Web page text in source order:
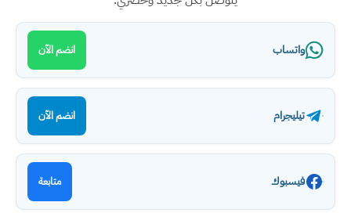
واتساب انضم الآن
تيليجرام انضم الآن
فيسبوك متابعة